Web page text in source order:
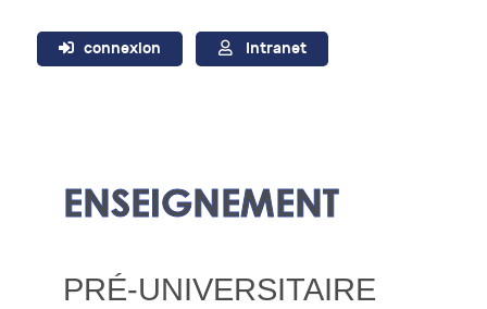
connexion Intranet
ENSEIGNEMENT
PRÉ-UNIVERSITAIRE